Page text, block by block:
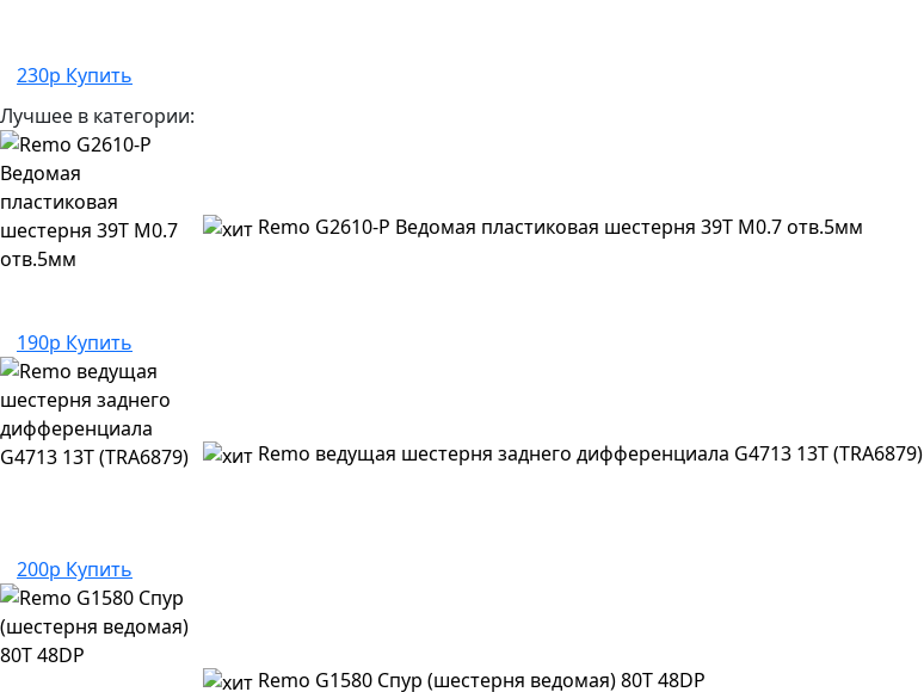
230р Купить
Лучшее в категории:
Remo G2610-P Ведомая пластиковая шестерня 39Т M0.7 отв.5мм
190р Купить
Remo ведущая шестерня заднего дифференциала G4713 13T (TRA6879)
200р Купить
Remo G1580 Спур (шестерня ведомая) 80T 48DP